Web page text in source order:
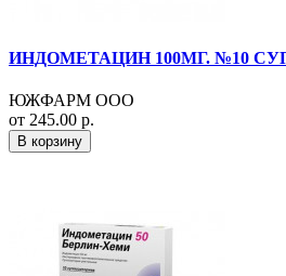
ИНДОМЕТАЦИН 100МГ. №10
ЮЖФАРМ ООО
от 245.00 р.
В корзину